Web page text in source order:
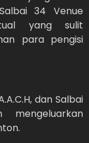
34 Venue
yang sulit
para pengisi
dan Salbai